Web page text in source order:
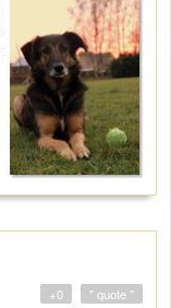
" quote "
+0